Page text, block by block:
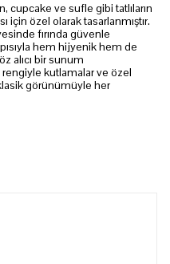
ve sufle gibi tatlıların
için özel olarak tasarlanmıştır.
fırında güvenle
hem hijyenik hem de
alıcı bir sunum
rengiyle kutlamalar ve özel
görünümüyle her